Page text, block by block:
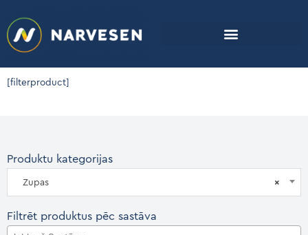
[filterproduct]
Produktu kategorijas
×
Zupas
Filtrēt produktus pēc sastāva